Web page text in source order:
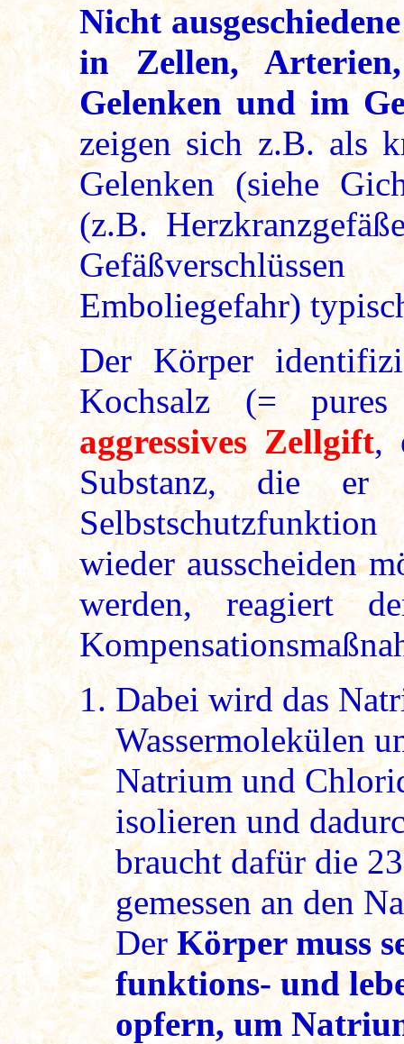
Nicht
in Zellen,
Gelenken und im
zeigen sich z.B. als
Gelenken (siehe
(z.B.
Emboliegefahr)
Der Körper
Kochsalz (=
aggressives Zellgift,
Substanz, die er
wieder ausscheiden
werden, reagiert
Dabei wird das
Wassermolekülen
Natrium und
isolieren und
braucht dafür die
gemessen an den
Der Körper muss
funktions- und
opfern, um